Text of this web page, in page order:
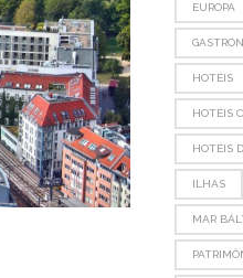
EUROPA
HOTÉIS
HOTÉIS
HOTÉIS
ILHAS
MAR